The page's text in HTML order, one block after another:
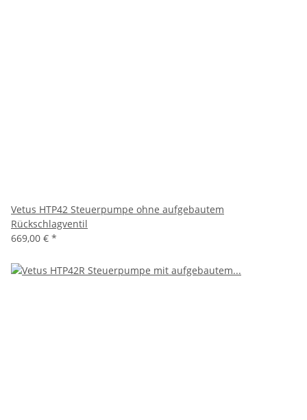
Vetus HTP42 Steuerpumpe ohne aufgebautem
Rückschlagventil
669,00 € *